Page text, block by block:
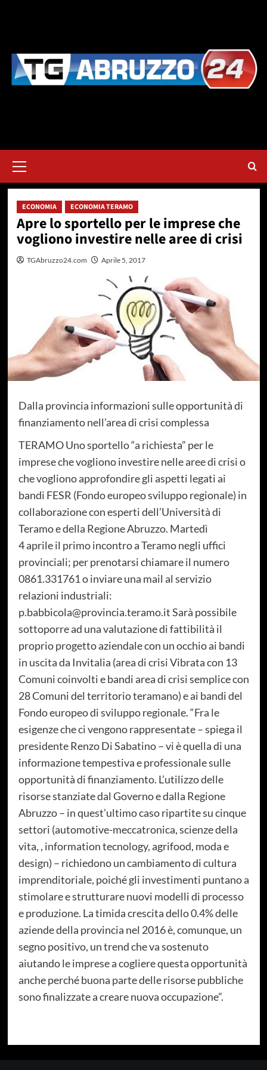
principale
ECONOMIA ECONOMIA TERAMO
Apre lo sportello per le imprese che
vogliono investire nelle aree di crisi
TGAbruzzo24.com Aprile 5, 2017
Dalla provincia informazioni sulle opportunità di
finanziamento nell’area di crisi complessa
TERAMO Uno sportello “a richiesta” per le
imprese che vogliono investire nelle aree di crisi o
che vogliono approfondire gli aspetti legati ai
bandi FESR (Fondo europeo sviluppo regionale) in
collaborazione con esperti dell’Università di
Teramo e della Regione Abruzzo. Martedì
4 aprile il primo incontro a Teramo negli uffici
provinciali; per prenotarsi chiamare il numero
0861.331761 o inviare una mail al servizio
relazioni industriali:
p.babbicola@provincia.teramo.it Sarà possibile
sottoporre ad una valutazione di fattibilità il
proprio progetto aziendale con un occhio ai bandi
in uscita da Invitalia (area di crisi Vibrata con 13
Comuni coinvolti e bandi area di crisi semplice con
28 Comuni del territorio teramano) e ai bandi del
Fondo europeo di sviluppo regionale. “Fra le
esigenze che ci vengono rappresentate – spiega il
presidente Renzo Di Sabatino – vi è quella di una
informazione tempestiva e professionale sulle
opportunità di finanziamento. L’utilizzo delle
risorse stanziate dal Governo e dalla Regione
Abruzzo – in quest’ultimo caso ripartite su cinque
settori (automotive-meccatronica, scienze della
vita, , information tecnology, agrifood, moda e
design) – richiedono un cambiamento di cultura
imprenditoriale, poiché gli investimenti puntano a
stimolare e strutturare nuovi modelli di processo
e produzione. La timida crescita dello 0.4% delle
aziende della provincia nel 2016 è, comunque, un
segno positivo, un trend che va sostenuto
aiutando le imprese a cogliere questa opportunità
anche perché buona parte delle risorse pubbliche
sono finalizzate a creare nuova occupazione”.